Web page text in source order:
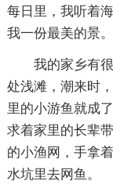
每日里，我听着
我一份最美的景。
我的家乡有
处浅滩，潮来时
里的小游鱼就成
求着家里的长辈
的小渔网，手拿
水坑里去网鱼。